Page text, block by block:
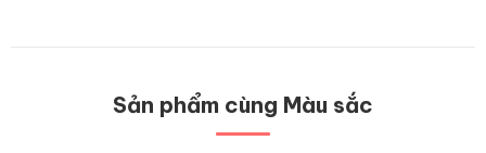
Sản phẩm cùng Màu sắc